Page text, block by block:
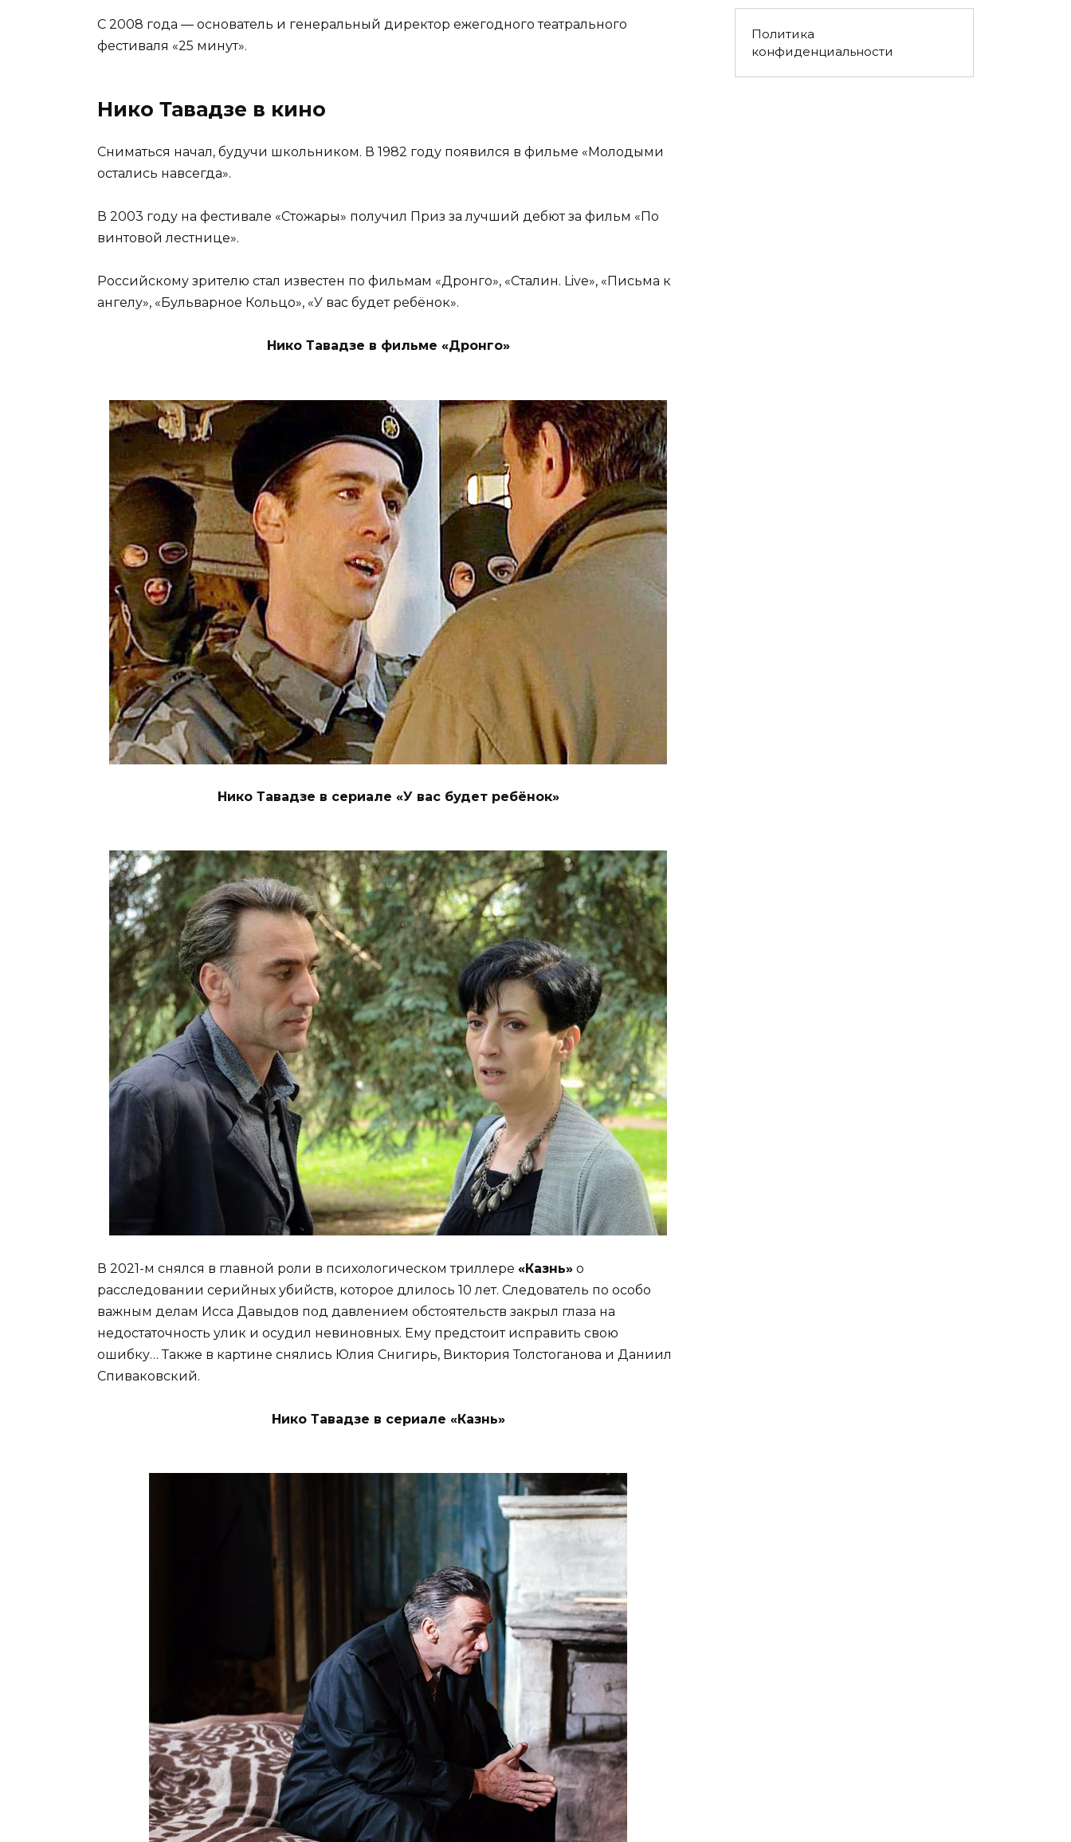
С 2008 года — основатель и генеральный директор ежегодного театрального
фестиваля «25 минут».
Нико Тавадзе в кино
Сниматься начал, будучи школьником. В 1982 году появился в фильме «Молодыми
остались навсегда».
В 2003 году на фестивале «Стожары» получил Приз за лучший дебют за фильм «По
винтовой лестнице».
Российскому зрителю стал известен по фильмам «Дронго», «Сталин. Live», «Письма к
ангелу», «Бульварное Кольцо», «У вас будет ребёнок».
Нико Тавадзе в фильме «Дронго»
Нико Тавадзе в сериале «У вас будет ребёнок»
В 2021-м снялся в главной роли в психологическом триллере «Казнь» о
расследовании серийных убийств, которое длилось 10 лет. Следователь по особо
важным делам Исса Давыдов под давлением обстоятельств закрыл глаза на
недостаточность улик и осудил невиновных. Ему предстоит исправить свою
ошибку… Также в картине снялись Юлия Снигирь, Виктория Толстоганова и Даниил
Спиваковский.
Нико Тавадзе в сериале «Казнь»
Политика
конфиденциальности